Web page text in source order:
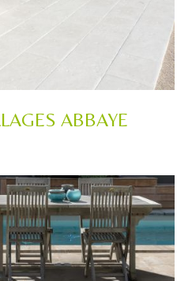
ABBAYE